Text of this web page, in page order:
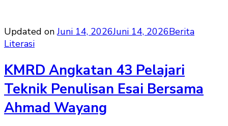
Updated onJuni 14, 2026Juni 14, 2026Berita
Literasi
KMRD Angkatan 43 Pelajari
Teknik Penulisan Esai Bersama
Ahmad Wayang